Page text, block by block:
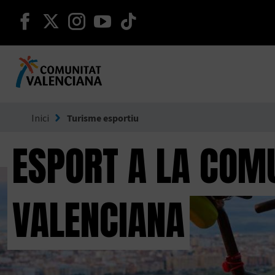
seguir en facebook
seguir en twitter
seguir en instagram
seguir en youtube
Inici Turisme esportiu
ESPORT A LA
VALENCIANA